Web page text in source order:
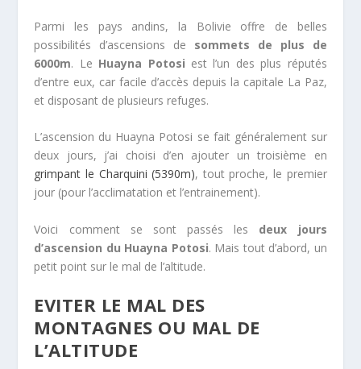
Parmi les pays andins, la Bolivie offre de belles
possibilités d’ascensions de sommets de plus de
6000m. Le Huayna Potosi est l’un des plus réputés
d’entre eux, car facile d’accès depuis la capitale La Paz,
et disposant de plusieurs refuges.
L’ascension du Huayna Potosi se fait généralement sur
deux jours, j’ai choisi d’en ajouter un troisième en
grimpant le Charquini (5390m), tout proche, le premier
jour (pour l’acclimatation et l’entrainement).
Voici comment se sont passés les deux jours
d’ascension du Huayna Potosi. Mais tout d’abord, un
petit point sur le mal de l’altitude.
EVITER LE MAL DES
MONTAGNES OU MAL DE
L’ALTITUDE